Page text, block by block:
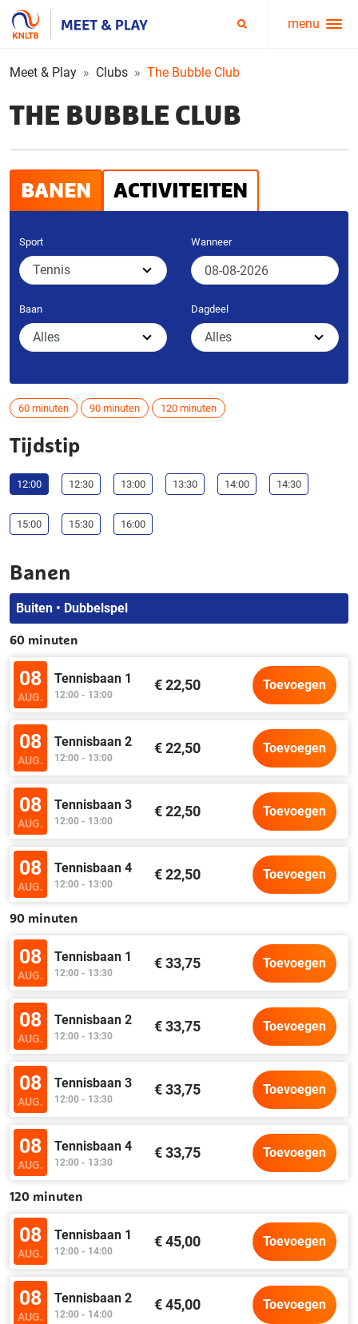
Service
menu
menu
Meet & Play Clubs The Bubble Club
THE BUBBLE CLUB
BANEN ACTIVITEITEN
Sport Wanneer
Baan Dagdeel
60 minuten 90 minuten 120 minuten
Tijdstip
12:00 12:30 13:00 13:30 14:00 14:30
15:00 15:30 16:00
Banen
Buiten • Dubbelspel
60 minuten
08
AUG.
Tennisbaan 1
12:00 - 13:00
€ 22,50 Toevoegen
08
AUG.
Tennisbaan 2
12:00 - 13:00
€ 22,50 Toevoegen
08
AUG.
Tennisbaan 3
12:00 - 13:00
€ 22,50 Toevoegen
08
AUG.
Tennisbaan 4
12:00 - 13:00
€ 22,50 Toevoegen
90 minuten
08
AUG.
Tennisbaan 1
12:00 - 13:30
€ 33,75 Toevoegen
08
AUG.
Tennisbaan 2
12:00 - 13:30
€ 33,75 Toevoegen
08
AUG.
Tennisbaan 3
12:00 - 13:30
€ 33,75 Toevoegen
08
AUG.
Tennisbaan 4
12:00 - 13:30
€ 33,75 Toevoegen
120 minuten
08
AUG.
Tennisbaan 1
12:00 - 14:00
€ 45,00 Toevoegen
08
AUG.
Tennisbaan 2
12:00 - 14:00
€ 45,00 Toevoegen